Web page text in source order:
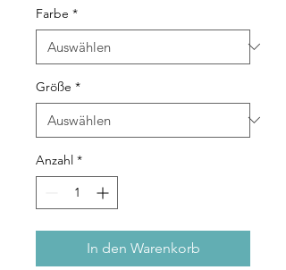
Farbe *
Größe *
Anzahl *
In den Warenkorb